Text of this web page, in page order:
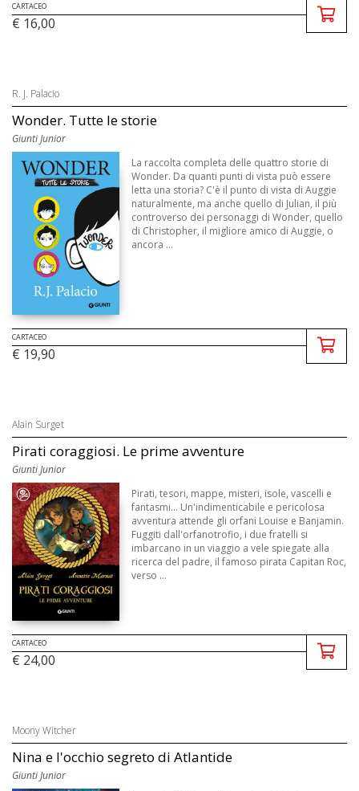
CARTACEO
€ 16,00
R. J. Palacio
Wonder. Tutte le storie
Giunti Junior
La raccolta completa delle quattro storie di
Wonder. Da quanti punti di vista può essere
letta una storia? C'è il punto di vista di Auggie
naturalmente, ma anche quello di Julian, il più
controverso dei personaggi di Wonder, quello
di Christopher, il migliore amico di Auggie, o
ancora ...
CARTACEO
€ 19,90
Alain Surget
Pirati coraggiosi. Le prime avventure
Giunti Junior
Pirati, tesori, mappe, misteri, isole, vascelli e
fantasmi... Un'indimenticabile e pericolosa
avventura attende gli orfani Louise e Banjamin.
Fuggiti dall'orfanotrofio, i due fratelli si
imbarcano in un viaggio a vele spiegate alla
ricerca del padre, il famoso pirata Capitan Roc,
verso ...
CARTACEO
€ 24,00
Moony Witcher
Nina e l'occhio segreto di Atlantide
Giunti Junior